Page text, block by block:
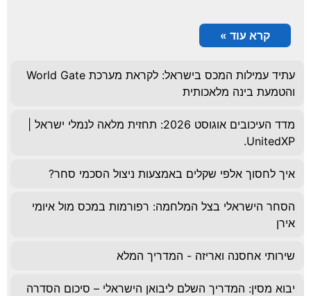
קרא עוד »
עתיד עמילות המכס בישראל: לקראת מערכת World Gate
והטמעת בינה מלאכותית
מדד העיכובים אוגוסט 2026: תחזית מלאה לנמלי ישראל |
UnitedXP.
איך לחסוך אלפי שקלים באמצעות ניצול הסכמי סחר?
הסחר הישראלי בצל המלחמה: רפורמות במכס מול איומי
אירן
שירותי אחסנה ואריזה - המדריך המלא
יבוא מסין: המדריך השלם ליבואן הישראלי – סיכום הסדרה